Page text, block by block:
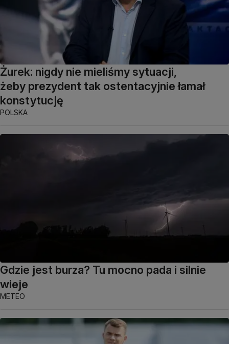
Żurek: nigdy nie mieliśmy sytuacji,
żeby prezydent tak ostentacyjnie łamał
konstytucję
POLSKA
Gdzie jest burza? Tu mocno pada i silnie
wieje
METEO